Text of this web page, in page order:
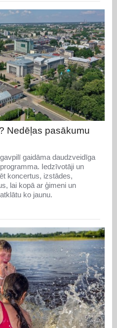
Nedēļas pasākumu
gaidāma daudzveidīga
Iedzīvotāji un
koncertus, izstādes,
lai kopā ar ģimeni un
ko jaunu.